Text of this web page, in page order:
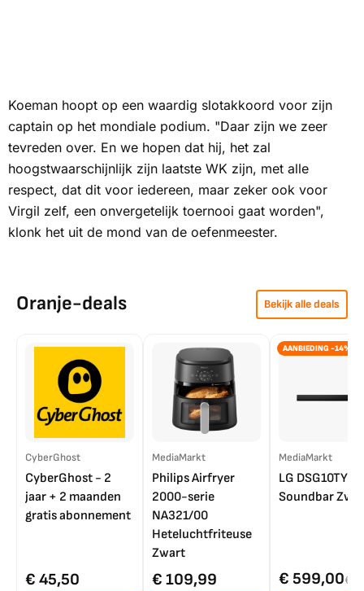
Koeman hoopt op een waardig slotakkoord voor zijn
captain op het mondiale podium. "Daar zijn we zeer
tevreden over. En we hopen dat hij, het zal
hoogstwaarschijnlijk zijn laatste WK zijn, met alle
respect, dat dit voor iedereen, maar zeker ook voor
Virgil zelf, een onvergetelijk toernooi gaat worden",
klonk het uit de mond van de oefenmeester.
Oranje-deals Bekijk alle deals
CyberGhost
CyberGhost - 2
jaar + 2 maanden
gratis abonnement
€ 45,50
MediaMarkt
Philips Airfryer
2000-serie
NA321/00
Heteluchtfriteuse
Zwart
€ 109,99
AANBIEDING -14%
MediaMarkt
LG DSG10TY
Soundbar
€ 599,00€